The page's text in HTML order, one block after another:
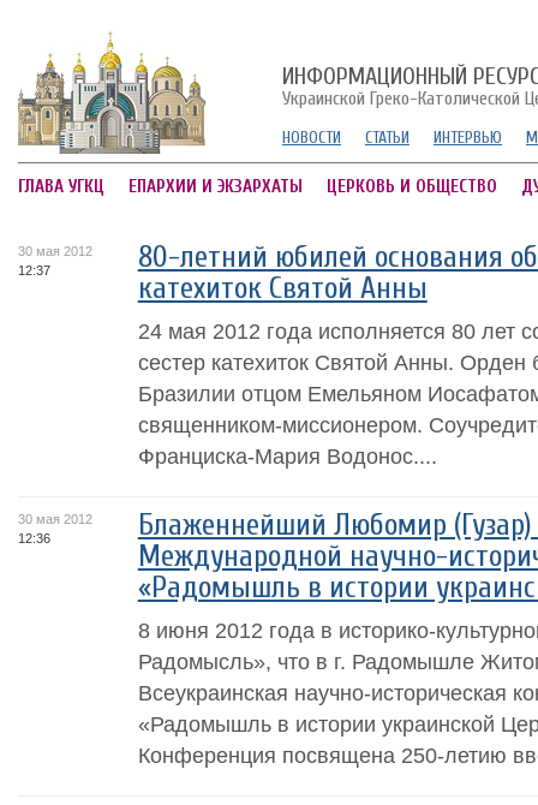
ИНФОРМАЦИОННЫЙ
Украинской Греко-Католической
НОВОСТИ СТАТЬИ ИНТЕРВЬЮ
ГЛАВА УГКЦ ЕПАРХИИ И ЭКЗАРХАТЫ ЦЕРКОВЬ И ОБЩЕСТВО
30 мая 2012
12:37
80-летний юбилей основания
катехиток Святой Анны
24 мая 2012 года исполняется 80 лет
сестер катехиток Святой Анны. Орден
Бразилии отцом Емельяном
священником-миссионером.
Франциска-Мария Водонос....
30 мая 2012
12:36
Блаженнейший Любомир
Международной научно-
«Радомышль в истории
8 июня 2012 года в историко-
Радомысль», что в г. Радомышле
Всеукраинская научно-историческая
«Радомышль в истории украинской
Конференция посвящена 250-летию